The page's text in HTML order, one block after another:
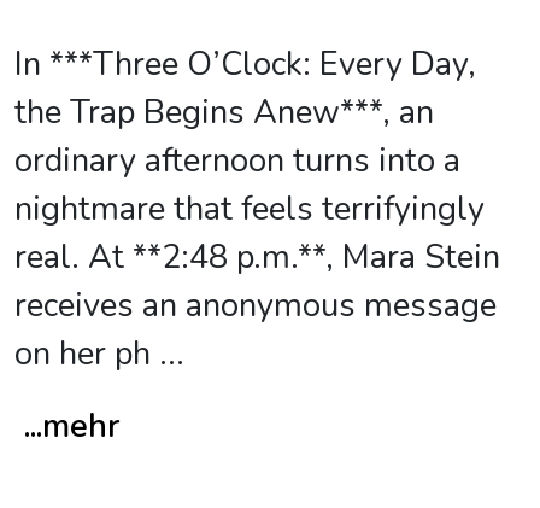
In ***Three O’Clock: Every Day,
the Trap Begins Anew***, an
ordinary afternoon turns into a
nightmare that feels terrifyingly
real. At **2:48 p.m.**, Mara Stein
receives an anonymous message
on her ph ...
...mehr